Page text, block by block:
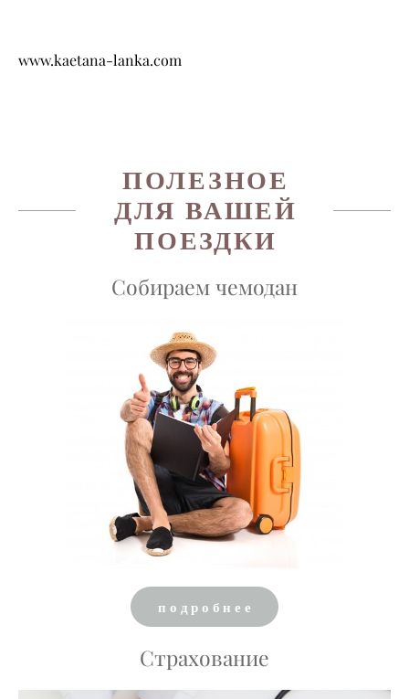
www.kaetana-lanka.com
ПОЛЕЗНОЕ
ДЛЯ ВАШЕЙ
ПОЕЗДКИ
Собираем чемодан
подробнее
Страхование